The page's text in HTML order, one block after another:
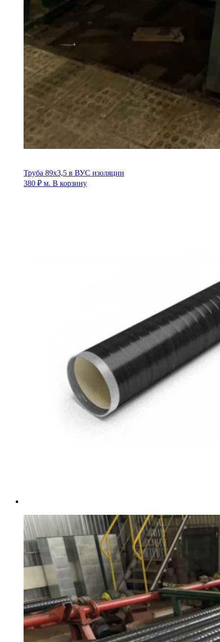
Труба 89х3,5 в ВУС изоляции
380 ₽ м. В корзину